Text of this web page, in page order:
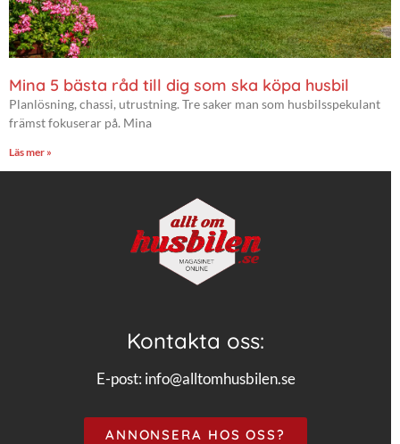
Mina 5 bästa råd till dig som ska köpa husbil
Planlösning, chassi, utrustning. Tre saker man som husbilsspekulant
främst fokuserar på. Mina
Läs mer »
Kontakta oss:
E-post: info@alltomhusbilen.se
ANNONSERA HOS OSS?